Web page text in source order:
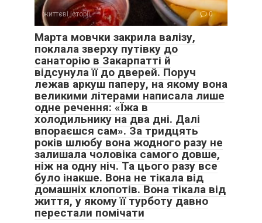
життєві історії 0
Марта мовчки закрила валізу,
поклала зверху путівку до
санаторію в Закарпатті й
відсунула її до дверей. Поруч
лежав аркуш паперу, на якому вона
великими літерами написала лише
одне речення: «Їжа в
холодильнику на два дні. Далі
впораєшся сам». За тридцять
років шлюбу вона жодного разу не
залишала чоловіка самого довше,
ніж на одну ніч. Та цього разу все
було інакше. Вона не тікала від
домашніх клопотів. Вона тікала від
життя, у якому її турботу давно
перестали помічати